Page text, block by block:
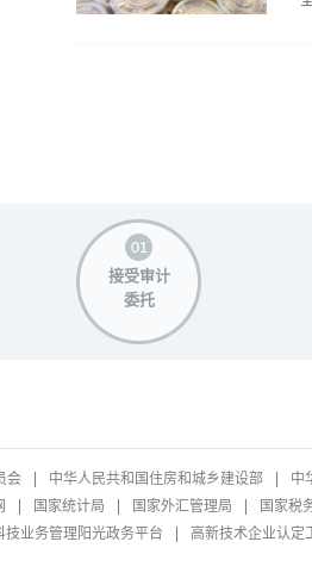
接受审计
委托
会 中华人民共和国住房和城乡建设部
中
国家统计局 国家外汇管理局
国家税
技业务管理阳光政务平台 高新技术企业认定